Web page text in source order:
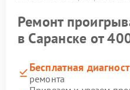
Ремонт
в Саранске от
Бесплатная
ремонта